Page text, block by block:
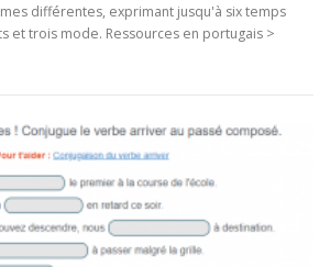
différentes, exprimant jusqu'à six temps
et trois mode. Ressources en portugais >